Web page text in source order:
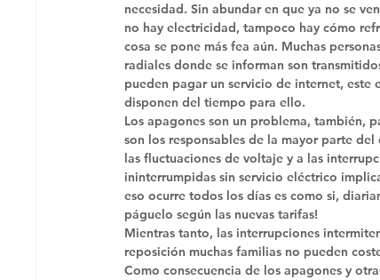
necesidad. Sin abundar en que ya no se
no hay electricidad, tampoco hay cómo
cosa se pone más fea aún. Muchas
radiales donde se informan son
pueden pagar un servicio de internet, este
disponen del tiempo para ello.
Los apagones son un problema, también,
son los responsables de la mayor parte
las fluctuaciones de voltaje y a las
ininterrumpidas sin servicio eléctrico
eso ocurre todos los días es como si,
páguelo según las nuevas tarifas!
Mientras tanto, las interrupciones
reposición muchas familias no pueden
Como consecuencia de los apagones y